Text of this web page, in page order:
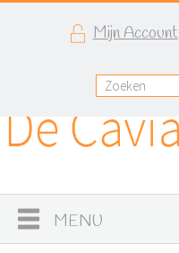
Mijn Account
MENU